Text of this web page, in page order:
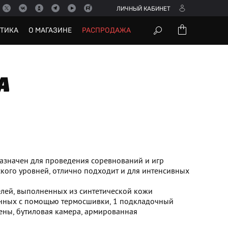
ЛИЧНЫЙ КАБИНЕТ
О МАГАЗИНЕ РАСПРОДАЖА
для проведения соревнований и игр
уровней, отлично подходит и для интенсивных
выполненных из синтетической кожи
с помощью термосшивки, 1 подкладочный
бутиловая камера, армированная